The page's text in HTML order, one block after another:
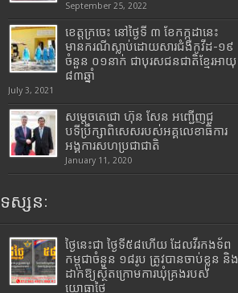
September 25, 2022
ខេត្តក្រចេះ នៅថ្ងៃទី ៣ ខែកក្កដានេះ
មានករណីស្លាប់ដោយសារជំងឺកូវីដ-១៩
ចំនួន ០១នាក់ ជាបុរសជនជាតិខ្មែរអាយុ
៨៣ឆ្នាំ
July 3, 2021
សម្តេចតេជោ ហ៊ុន សែន អញ្ជើញជួ
បទីប្រឹក្សាពិសេសរបស់អគ្គលេខាធិការ
អង្គការសហប្រជាជាតិ
January 11, 2020
ទស្សនៈ
ថ្ងៃនេះជា ថ្ងៃទី៥៨ហើយ ដែលវីរកងទ័ព
កម្ពុជាចំនួន ១៨រូប ត្រូវបានចាប់ខ្លួន និង
ដាក់ឱ្យស្ថិតក្រោមការឃុំគ្រងរបស់
យោធាថៃ